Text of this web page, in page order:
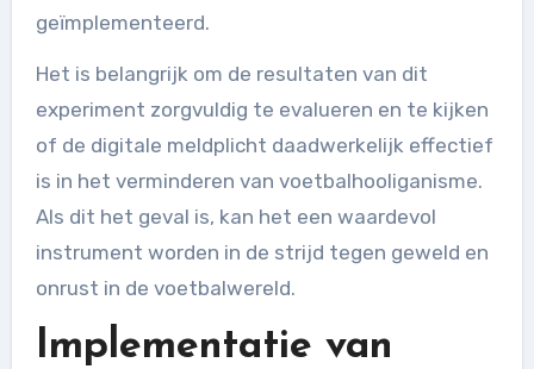
geïmplementeerd.
Het is belangrijk om de resultaten van dit
experiment zorgvuldig te evalueren en te kijken
of de digitale meldplicht daadwerkelijk effectief
is in het verminderen van voetbalhooliganisme.
Als dit het geval is, kan het een waardevol
instrument worden in de strijd tegen geweld en
onrust in de voetbalwereld.
Implementatie van